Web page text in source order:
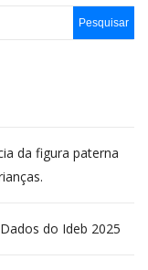
da figura paterna
do Ideb 2025